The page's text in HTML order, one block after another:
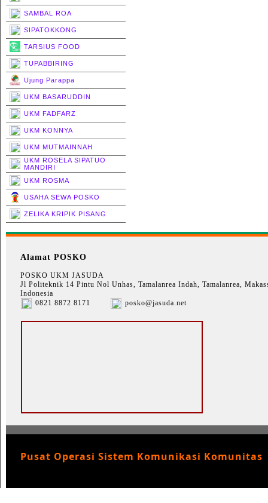
SAMBAL ROA
SIPATOKKONG
TARSIUS FOOD
TUPABBIRING
Ujung Parappa
UKM BASARUDDIN
UKM FADFARZ
UKM KONNYA
UKM MUTMAINNAH
UKM ROSELA SIPATUO
MANDIRI
UKM ROSMA
USAHA SEWA POSKO
ZELIKA KRIPIK PISANG
Alamat POSKO
POSKO UKM JASUDA
Jl Politeknik 14 Pintu Nol Unhas, Tamalanrea Indah, Tamalanrea,
Indonesia
0821 8872 8171
posko@jasuda.net
Pusat Operasi Sistem Komunikasi Komunitas